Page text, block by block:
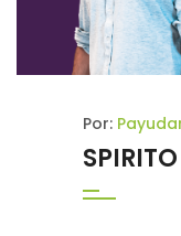
Por:
SPIRITO